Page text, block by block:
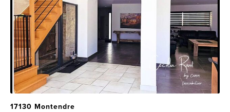
17130 Montendre